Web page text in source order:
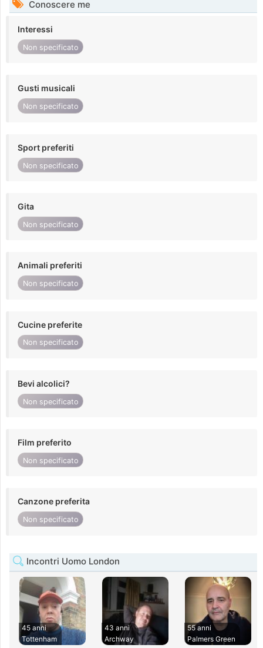
Conoscere me
Interessi
Non specificato
Gusti musicali
Non specificato
Sport preferiti
Non specificato
Gita
Non specificato
Animali preferiti
Non specificato
Cucine preferite
Non specificato
Bevi alcolici?
Non specificato
Film preferito
Non specificato
Canzone preferita
Non specificato
Incontri Uomo London
45 anni
Tottenham
43 anni
Archway
55 anni
Palmers Green